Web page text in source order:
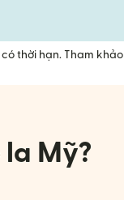
thời hạn. Tham khảo
Mỹ?